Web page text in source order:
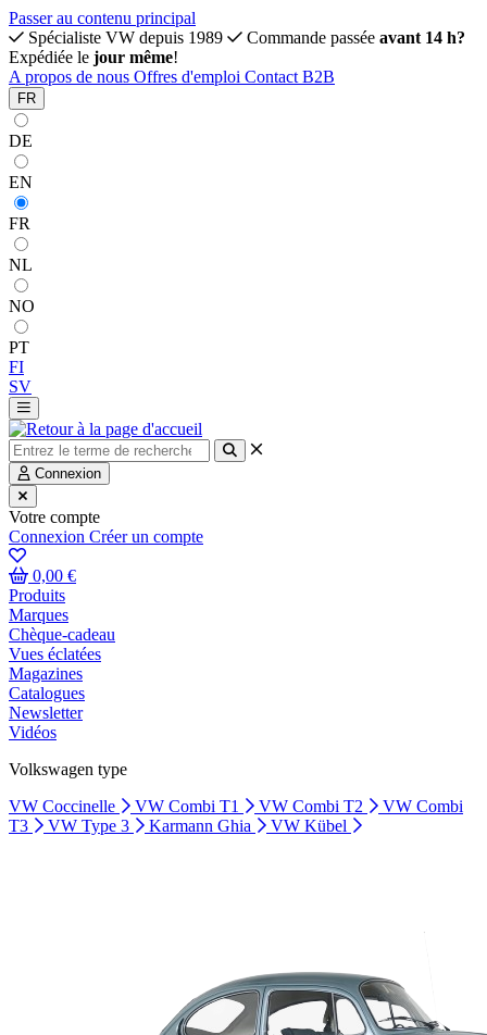
Passer au contenu principal
Spécialiste VW depuis 1989
Commande passée avant 14 h?
Expédiée le jour même!
A propos de nous Offres d'emploi Contact B2B
FR
DE
EN
FR
NL
NO
PT
FI
SV
Connexion
Votre compte
Connexion Créer un compte
0,00 €
Produits
Marques
Chèque-cadeau
Vues éclatées
Magazines
Catalogues
Newsletter
Vidéos
Volkswagen type
VW Coccinelle
VW Combi T1 VW Combi T2
VW Combi
T3
VW Type 3 Karmann Ghia VW Kübel